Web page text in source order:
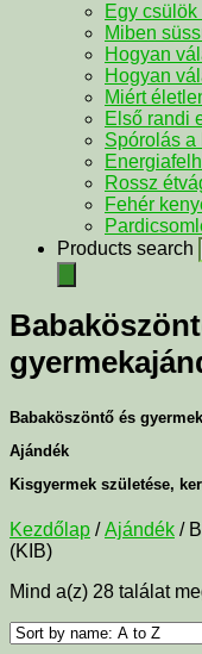
Egy csülök
Miben
Hogyan
Hogyan
Miért
Első randi
Spórolás a
Rossz
Fehér
Products search
Babaköszöntő és
Ajándék
Kisgyermek születése,
Kezdőlap /Ajándék /
(KIB)
Mind a(z) 28 találat